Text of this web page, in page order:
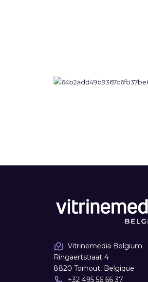
Vitrinemedia Belgium
Ringaertstraat 4
8820 Torhout, Belgique
+32 495 56 66 37